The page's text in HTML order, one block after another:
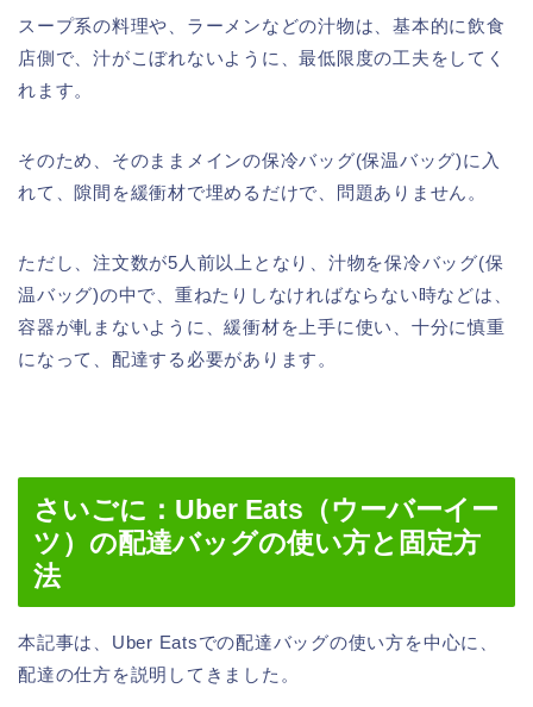
スープ系の料理や、ラーメンなどの汁物は、基本的に飲食
店側で、汁がこぼれないように、最低限度の工夫をしてく
れます。
そのため、そのままメインの保冷バッグ(保温バッグ)に入
れて、隙間を緩衝材で埋めるだけで、問題ありません。
ただし、注文数が5人前以上となり、汁物を保冷バッグ(保
温バッグ)の中で、重ねたりしなければならない時などは、
容器が軋まないように、緩衝材を上手に使い、十分に慎重
になって、配達する必要があります。
さいごに：Uber Eats（ウーバーイー
ツ）の配達バッグの使い方と固定方
法
本記事は、Uber Eatsでの配達バッグの使い方を中心に、
配達の仕方を説明してきました。